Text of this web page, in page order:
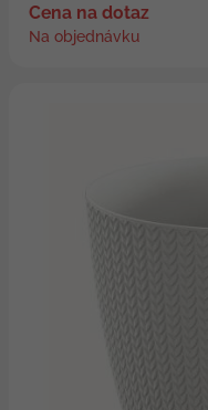
Cena na dotaz
Na objednávku